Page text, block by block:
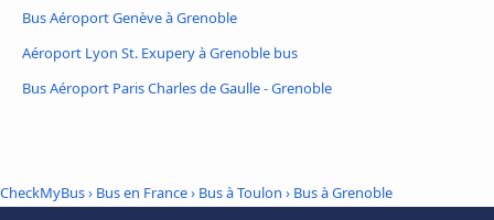
Bus Aéroport Genève à Grenoble
Aéroport Lyon St. Exupery à Grenoble bus
Bus Aéroport Paris Charles de Gaulle - Grenoble
CheckMyBus› Bus en France› Bus à Toulon › Bus à Grenoble